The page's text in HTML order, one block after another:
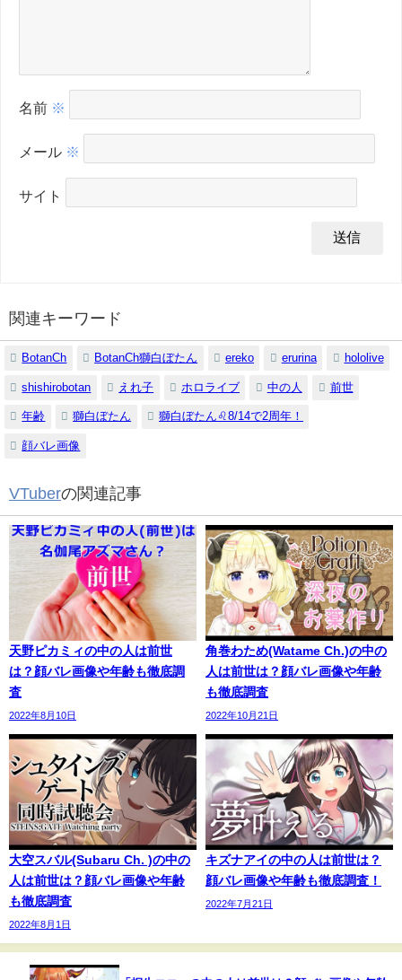
名前 ※
メール ※
サイト
関連キーワード
BotanCh BotanCh獅白ぼたん ereko erurina hololive
shishirobotan えれ子 ホロライブ 中の人 前世
年齢 獅白ぼたん 獅白ぼたん♌8/14で2周年！
顔バレ画像
VTuberの関連記事
天野ピカミィの中の人は前世
は？顔バレ画像や年齢も徹底調
査
2022年8月10日
角巻わため(Watame Ch.)の中の
人は前世は？顔バレ画像や年齢
も徹底調査
2022年10月21日
大空スバル(Subaru Ch. )の中の
人は前世は？顔バレ画像や年齢
も徹底調査
2022年8月1日
キズナアイの中の人は前世は？
顔バレ画像や年齢も徹底調査！
2022年7月21日